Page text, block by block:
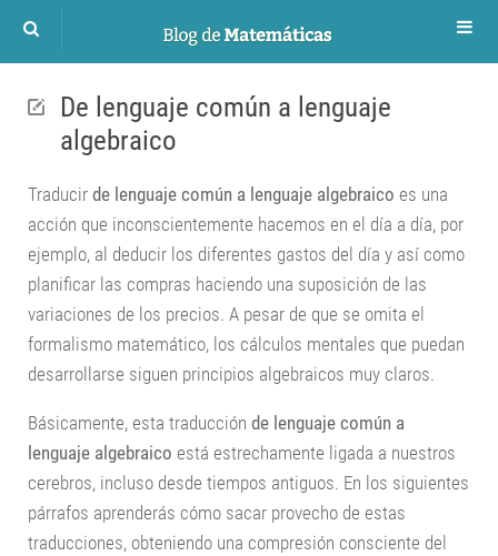
Proporcionalidad
Geometría
Trigonometría
De lenguaje común a lenguaje
algebraico
Traducir de lenguaje común a lenguaje algebraico es una
acción que inconscientemente hacemos en el día a día, por
ejemplo, al deducir los diferentes gastos del día y así como
planificar las compras haciendo una suposición de las
variaciones de los precios. A pesar de que se omita el
formalismo matemático, los cálculos mentales que puedan
desarrollarse siguen principios algebraicos muy claros.
Básicamente, esta traducción de lenguaje común a
lenguaje algebraico está estrechamente ligada a nuestros
cerebros, incluso desde tiempos antiguos. En los siguientes
párrafos aprenderás cómo sacar provecho de estas
traducciones, obteniendo una compresión consciente del